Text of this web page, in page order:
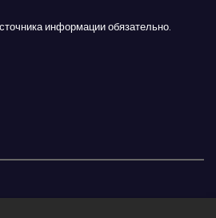
информации обязательно.